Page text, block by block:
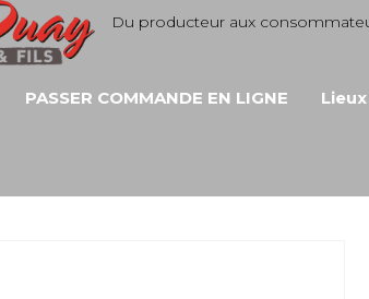
Du producteur aux
PASSER COMMANDE EN LIGNE